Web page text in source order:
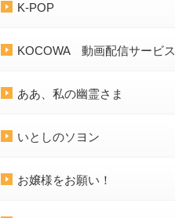
K-POP
KOCOWA 動画配信サービス
ああ、私の幽霊さま
いとしのソヨン
お嬢様をお願い！